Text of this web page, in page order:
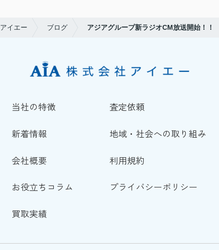
イエー ブログ アジアグループ新ラジオCM放送開始！！
当社の特徴 査定依頼
新着情報 地域・社会への取り組み
会社概要 利用規約
お役立ちコラム プライバシーポリシー
買取実績